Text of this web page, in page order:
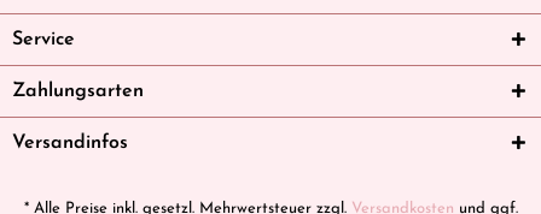
Service
Zahlungsarten
Versandinfos
* Alle Preise inkl. gesetzl. Mehrwertsteuer zzgl. Versandkosten und ggf.